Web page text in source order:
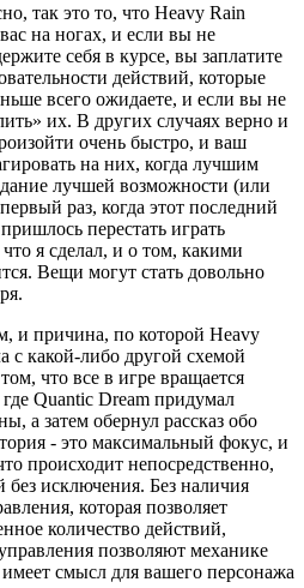
так это то, что Heavy Rain
на ногах, и если вы не
себя в курсе, вы заплатите
действий, которые
всего ожидаете, и если вы не
их. В других случаях верно и
очень быстро, и ваш
на них, когда лучшим
лучшей возможности (или
раз, когда этот последний
перестать играть
я сделал, и о том, какими
Вещи могут стать довольно
и причина, по которой Heavy
с какой-либо другой схемой
что все в игре вращается
Quantic Dream придумал
а затем обернул рассказ обо
- это максимальный фокус, и
происходит непосредственно,
без исключения. Без наличия
которая позволяет
количество действий,
позволяют механике
имеет смысл для вашего персонажа